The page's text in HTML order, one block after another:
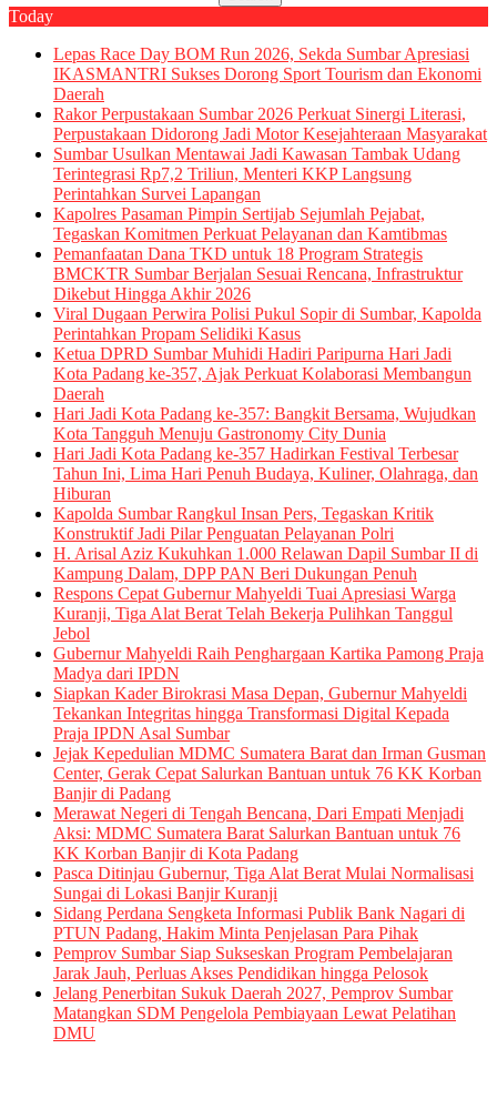
Today
Lepas Race Day BOM Run 2026, Sekda Sumbar Apresiasi
IKASMANTRI Sukses Dorong Sport Tourism dan Ekonomi
Daerah
Rakor Perpustakaan Sumbar 2026 Perkuat Sinergi Literasi,
Perpustakaan Didorong Jadi Motor Kesejahteraan Masyarakat
Sumbar Usulkan Mentawai Jadi Kawasan Tambak Udang
Terintegrasi Rp7,2 Triliun, Menteri KKP Langsung
Perintahkan Survei Lapangan
Kapolres Pasaman Pimpin Sertijab Sejumlah Pejabat,
Tegaskan Komitmen Perkuat Pelayanan dan Kamtibmas
Pemanfaatan Dana TKD untuk 18 Program Strategis
BMCKTR Sumbar Berjalan Sesuai Rencana, Infrastruktur
Dikebut Hingga Akhir 2026
Viral Dugaan Perwira Polisi Pukul Sopir di Sumbar, Kapolda
Perintahkan Propam Selidiki Kasus
Ketua DPRD Sumbar Muhidi Hadiri Paripurna Hari Jadi
Kota Padang ke-357, Ajak Perkuat Kolaborasi Membangun
Daerah
Hari Jadi Kota Padang ke-357: Bangkit Bersama, Wujudkan
Kota Tangguh Menuju Gastronomy City Dunia
Hari Jadi Kota Padang ke-357 Hadirkan Festival Terbesar
Tahun Ini, Lima Hari Penuh Budaya, Kuliner, Olahraga, dan
Hiburan
Kapolda Sumbar Rangkul Insan Pers, Tegaskan Kritik
Konstruktif Jadi Pilar Penguatan Pelayanan Polri
H. Arisal Aziz Kukuhkan 1.000 Relawan Dapil Sumbar II di
Kampung Dalam, DPP PAN Beri Dukungan Penuh
Respons Cepat Gubernur Mahyeldi Tuai Apresiasi Warga
Kuranji, Tiga Alat Berat Telah Bekerja Pulihkan Tanggul
Jebol
Gubernur Mahyeldi Raih Penghargaan Kartika Pamong Praja
Madya dari IPDN
Siapkan Kader Birokrasi Masa Depan, Gubernur Mahyeldi
Tekankan Integritas hingga Transformasi Digital Kepada
Praja IPDN Asal Sumbar
Jejak Kepedulian MDMC Sumatera Barat dan Irman Gusman
Center, Gerak Cepat Salurkan Bantuan untuk 76 KK Korban
Banjir di Padang
Merawat Negeri di Tengah Bencana, Dari Empati Menjadi
Aksi: MDMC Sumatera Barat Salurkan Bantuan untuk 76
KK Korban Banjir di Kota Padang
Pasca Ditinjau Gubernur, Tiga Alat Berat Mulai Normalisasi
Sungai di Lokasi Banjir Kuranji
Sidang Perdana Sengketa Informasi Publik Bank Nagari di
PTUN Padang, Hakim Minta Penjelasan Para Pihak
Pemprov Sumbar Siap Sukseskan Program Pembelajaran
Jarak Jauh, Perluas Akses Pendidikan hingga Pelosok
Jelang Penerbitan Sukuk Daerah 2027, Pemprov Sumbar
Matangkan SDM Pengelola Pembiayaan Lewat Pelatihan
DMU